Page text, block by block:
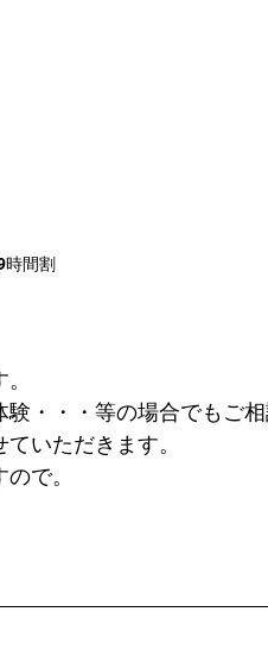
間割
・・・等の場合でもご
いただきます。
で。